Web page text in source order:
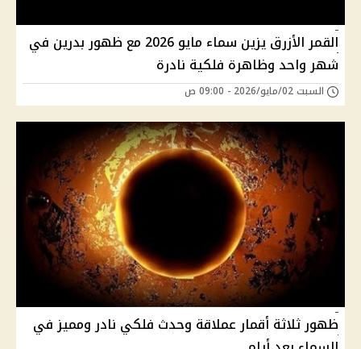
القمر الأزرق يزين سماء مايو 2026 مع ظهور بدرين في
شهر واحد وظاهرة فلكية نادرة
السبت 02/مايو/2026 - 09:00 ص
ظهور ثلاثة أقمار عملاقة وحدث فلكي نادر ومميز في